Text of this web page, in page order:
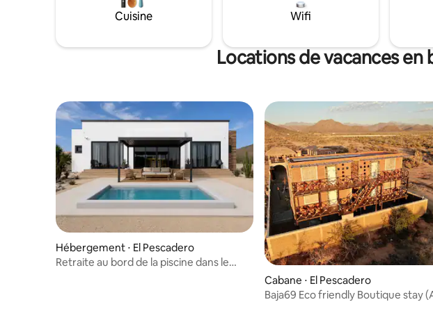
spots de surf de San Pedrito et Cerritos.
Profitez de l'observation épique des
arrière de la maison, le brasero et la
de surf Los Cerritos et entièrement
équipé pour une journée
Cuisine Wifi
Locations de vacances
Hébergement ⋅ El Pescadero
Retraite au bord de la piscine dans le
Cabane ⋅ El Pescadero
Baja69 Eco friendly Boutique stay